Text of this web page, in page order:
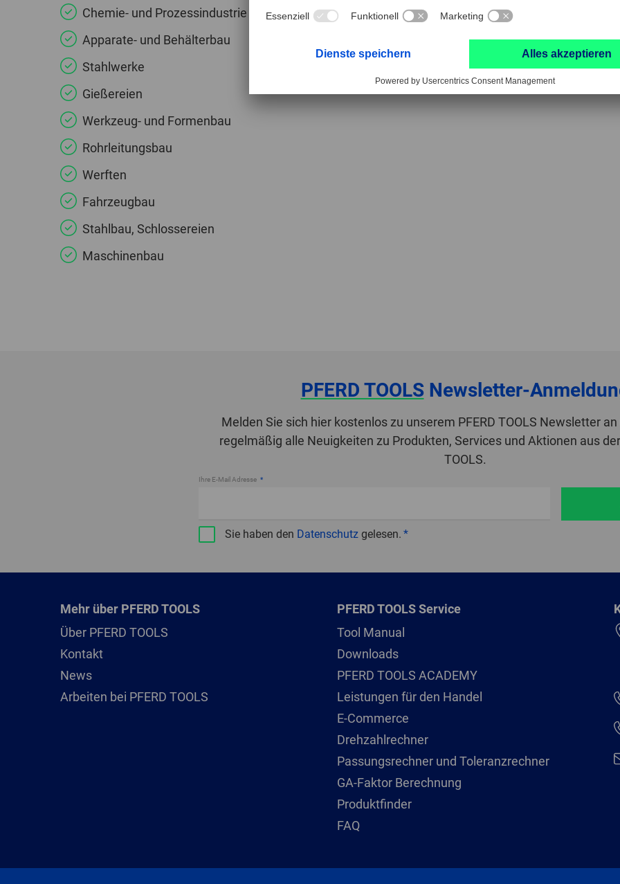
Chemie- und Prozessindustrie
Apparate- und Behälterbau
Stahlwerke
Gießereien
Werkzeug- und Formenbau
Rohrleitungsbau
Werften
Fahrzeugbau
Stahlbau, Schlossereien
Maschinenbau
PFERD TOOLSNewsletter-
Melden Sie sich hier kostenlos zu unserem PFERD TOOLS Newsletter
regelmäßig alle Neuigkeiten zu Produkten, Services und Aktionen aus
TOOLS.
Ihre E-Mail Adresse
Sie haben den Datenschutz gelesen.
Mehr über PFERD TOOLS
Über PFERD TOOLS
Kontakt
News
Arbeiten bei PFERD TOOLS
PFERD TOOLS Service
Tool Manual
Downloads
PFERD TOOLS ACADEMY
Leistungen für den Handel
E-Commerce
Drehzahlrechner
Passungsrechner und Toleranzrechner
GA-Faktor Berechnung
Produktfinder
FAQ